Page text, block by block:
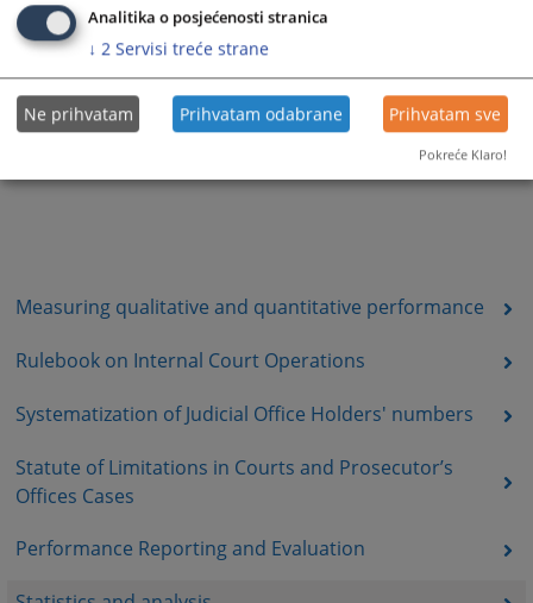
Measuring qualitative and quantitative performance
Rulebook on Internal Court Operations
Systematization of Judicial Office Holders' numbers
Statute of Limitations in Courts and Prosecutor’s
Offices Cases
Performance Reporting and Evaluation
Analitika o posjećenosti stranica
↓ 2 Servisi treće strane
Ne prihvatam Prihvatam odabrane Prihvatam sve
Pokreće Klaro!